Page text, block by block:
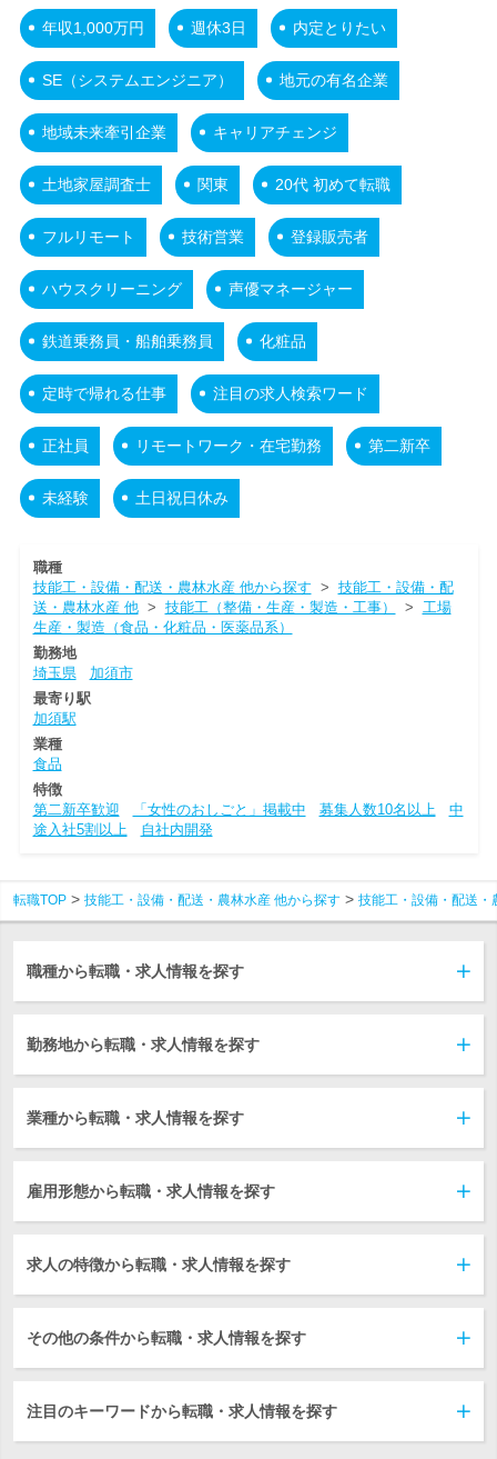
年収1,000万円 週休3日 内定とりたい
SE（システムエンジニア） 地元の有名企業
地域未来牽引企業 キャリアチェンジ
土地家屋調査士 関東 20代 初めて転職
フルリモート 技術営業 登録販売者
ハウスクリーニング 声優マネージャー
鉄道乗務員・船舶乗務員 化粧品
定時で帰れる仕事 注目の求人検索ワード
正社員 リモートワーク・在宅勤務 第二新卒
未経験 土日祝日休み
職種
技能工・設備・配送・農林水産 他から探す > 技能工・設備・配
送・農林水産 他> 技能工（整備・生産・製造・工事） > 工場
生産・製造（食品・化粧品・医薬品系）
勤務地
埼玉県
加須市
最寄り駅
加須駅
業種
食品
特徴
第二新卒歓迎
「女性のおしごと」掲載中 募集人数10名以上
中
途入社5割以上
自社内開発
転職TOP 技能工・設備・配送・農林水産 他から探す 技能工・設備・配送・
職種から転職・求人情報を探す
勤務地から転職・求人情報を探す
業種から転職・求人情報を探す
雇用形態から転職・求人情報を探す
求人の特徴から転職・求人情報を探す
その他の条件から転職・求人情報を探す
注目のキーワードから転職・求人情報を探す